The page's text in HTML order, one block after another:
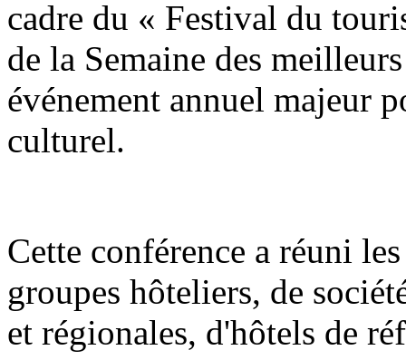
cadre du « Festival du
de la Semaine des
événement annuel majeur
culturel.
Cette conférence a réuni
groupes hôteliers, de
et régionales, d'hôtels de